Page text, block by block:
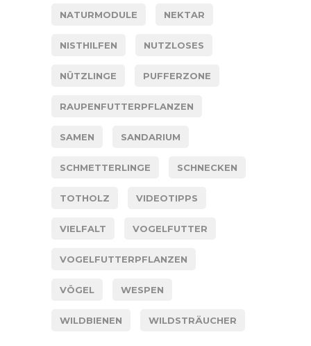
NATURMODULE NEKTAR
NISTHILFEN NUTZLOSES
NÜTZLINGE PUFFERZONE
RAUPENFUTTERPFLANZEN
SAMEN SANDARIUM
SCHMETTERLINGE SCHNECKEN
TOTHOLZ VIDEOTIPPS
VIELFALT VOGELFUTTER
VOGELFUTTERPFLANZEN
VÖGEL WESPEN
WILDBIENEN WILDSTRÄUCHER